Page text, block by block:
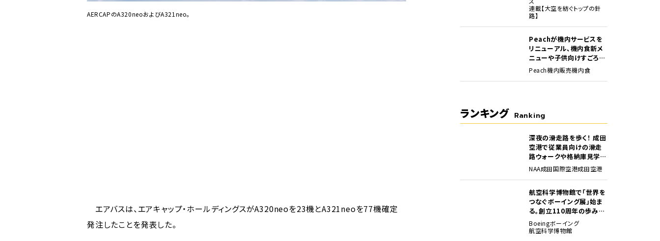
AERCAPのA320neoおよびA321neo。
エアバスは、エアキャップ・ホールディングスがA320neoを23機とA321neoを77機確定
発注したことを発表した。
連載【大空を紡ぐトップの針
路】
Peachが機内サービスを
リニューアル、機内食新メ
ニューや子供向けすごろく
など
Peach機内販売機内食
ランキング Ranking
深夜の滑走路を歩く！ 成田
空港で従業員向けの滑走
路ウォークや格納庫見学イ
ベントを初開催
NAA成田国際空港成田空港
航空科学博物館で「世界を
つなぐボーイング展」始ま
る。創立110周年の歩みを
貴重な資料でたどる
Boeingボーイング
航空科学博物館